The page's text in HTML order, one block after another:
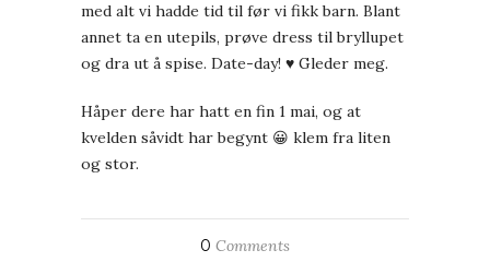
med alt vi hadde tid til før vi fikk barn. Blant
annet ta en utepils, prøve dress til bryllupet
og dra ut å spise. Date-day! ♥ Gleder meg.
Håper dere har hatt en fin 1 mai, og at
kvelden såvidt har begynt 😀 klem fra liten
og stor.
0 Comments